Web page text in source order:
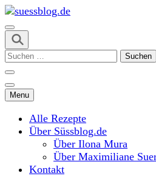
Skip
to
content
(Press
Enter)
suessblog.de
Suchen
Menu
Alle Rezepte
Über Süssblog.de
Über Ilona Mura
Über Maximiliane
Kontakt